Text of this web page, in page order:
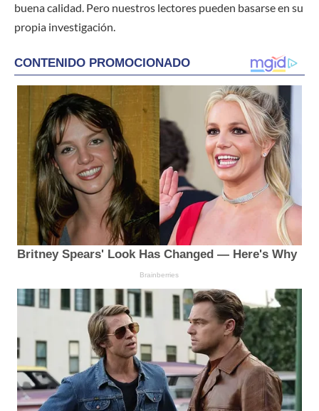
buena calidad. Pero nuestros lectores pueden basarse en su
propia investigación.